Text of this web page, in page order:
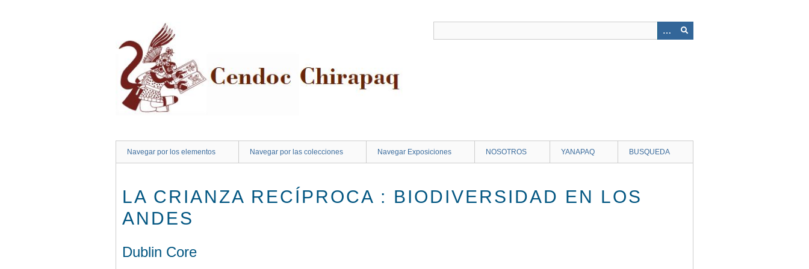
Navegar por los elementos Navegar por las colecciones Navegar Exposiciones NOSOTROS YANAPAQ BUSQUEDA
LA CRIANZA RECÍPROCA : BIODIVERSIDAD EN LOS
ANDES
Dublin Core